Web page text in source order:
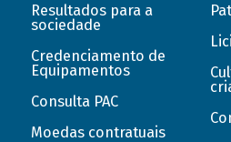
Resultados para a
sociedade
Credenciamento de
Equipamentos
Consulta PAC
Moedas contratuais